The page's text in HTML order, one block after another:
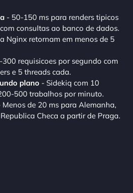
- 50-150 ms para renders tipicos
consultas ao banco de dados.
Nginx retornam em menos de 5
requisicoes por segundo com
e 5 threads cada.
plano - Sidekiq com 10
500 trabalhos por minuto.
Menos de 20 ms para Alemanha,
Checa a partir de Praga.